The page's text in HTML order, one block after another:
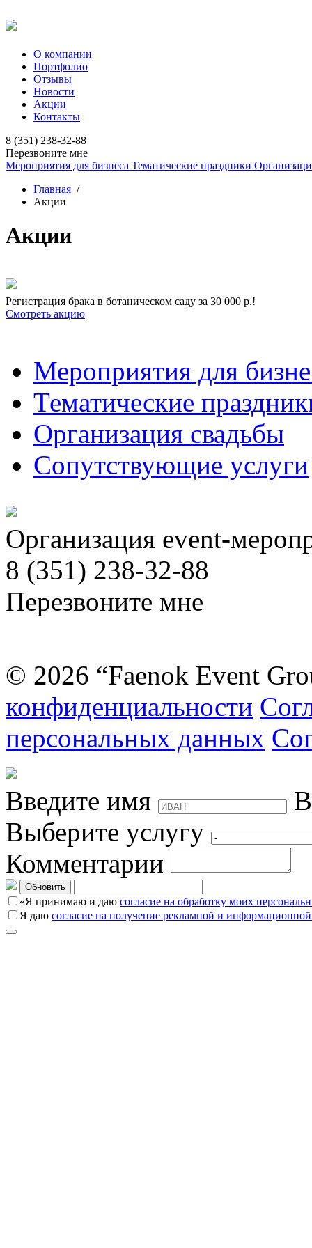
О компании
Портфолио
Отзывы
Новости
Акции
Контакты
8 (351) 238-32-88
Перезвоните мне
Мероприятия для бизнеса Тематические праздники
Главная /
Акции
Акции
Регистрация брака в ботаническом саду за 30 000 р.!
Смотреть акцию
Мероприятия для
Тематические
Организация свадьбы
Сопутствующие услуги
Организация event-
8 (351) 238-32-88
Перезвоните мне
© 2026 “Faenok Event
конфиденциальности
персональных данных
Введите имя
Выберите услугу
Комментарии
Обновить
«Я принимаю и даю согласие на обработку моих
Я даю согласие на получение рекламной и